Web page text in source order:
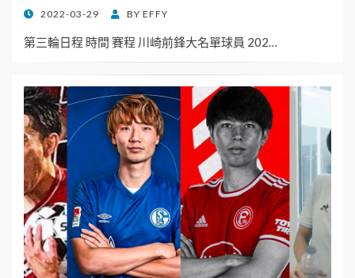
POSTED
2022-03-29 BY EFFY
第三輪日程 時間 賽程 川崎前鋒大名單球員 202…